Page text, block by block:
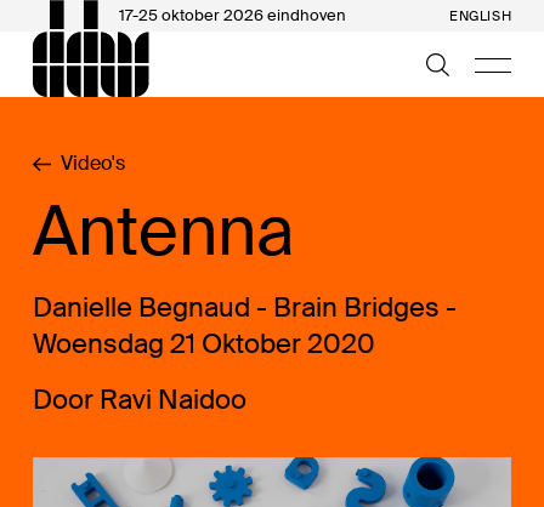
17-25 oktober 2026 eindhoven ENGLISH
Video's
Antenna
Danielle Begnaud - Brain Bridges -
Woensdag 21 Oktober 2020
Door Ravi Naidoo